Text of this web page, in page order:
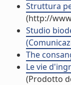
Struttura
(http://
Studio
The
Le vie
(Prodotto